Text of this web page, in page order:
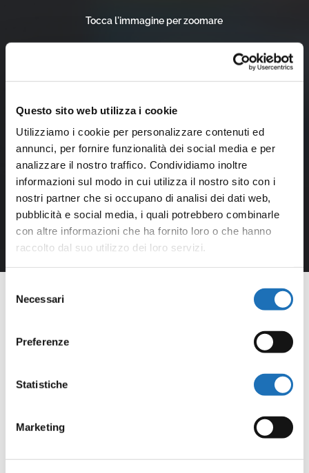
Questo sito web utilizza i cookie
Utilizziamo i cookie per personalizzare contenuti ed
annunci, per fornire funzionalità dei social media e per
analizzare il nostro traffico. Condividiamo inoltre
informazioni sul modo in cui utilizza il nostro sito con i
nostri partner che si occupano di analisi dei dati web,
pubblicità e social media, i quali potrebbero combinarle
con altre informazioni che ha fornito loro o che hanno
raccolto dal suo utilizzo dei loro servizi.
delNecessari
Preferenze
Statistiche
Marketing
Tocca l'immagine per zoomare
Continua a scoprire tutte le